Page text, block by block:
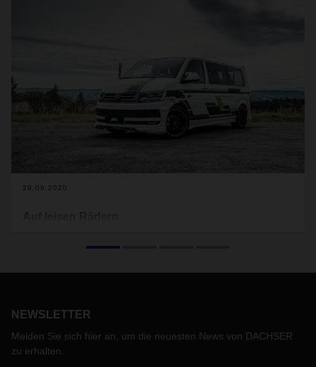
29.09.2020
Komponenten.
NEWSLETTER
Melden Sie sich hier an, um die neuesten News von DACHSER
zu erhalten.